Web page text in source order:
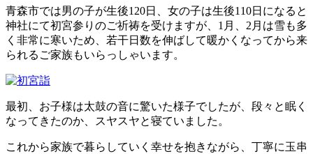
青森市では男の子が生後120日、女の子は生後110日になると
神社にて初宮参りのご祈祷を受けますが、1月、2月は雪も多
く非常に寒いため、若干日数を伸ばして暖かくなってから来
られるご家族もいらっしゃいます。
最初、お子様は太鼓の音に驚いた様子でしたが、段々と眠く
なってきたのか、スヤスヤと寝ていました。
これから家族で暮らしていく幸せを抱きながら、丁寧に玉串